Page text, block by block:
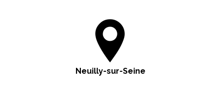
Neuilly-sur-Seine